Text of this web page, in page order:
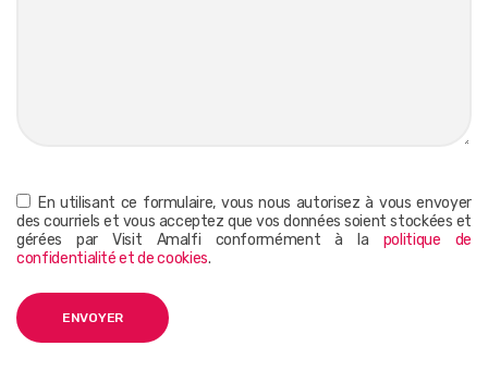
En utilisant ce formulaire, vous nous autorisez à vous envoyer
des courriels et vous acceptez que vos données soient stockées et
gérées par Visit Amalfi conformément à la politique de
confidentialité et de cookies.